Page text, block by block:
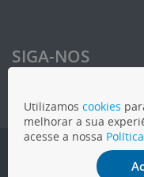
Utilizamos cookies
melhorar a sua
acesse a nossa
SIGA-NOS
COPYRIGHT 2026 -